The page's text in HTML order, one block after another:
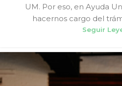
UM. Por eso, en Ayuda
hacernos cargo del
Seguir